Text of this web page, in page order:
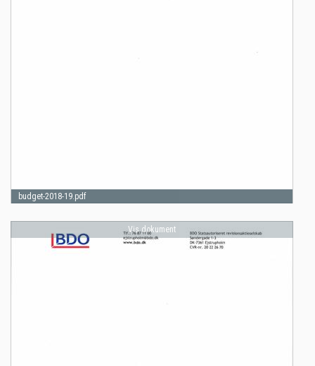
budget-2018-19.pdf
Vis dokument